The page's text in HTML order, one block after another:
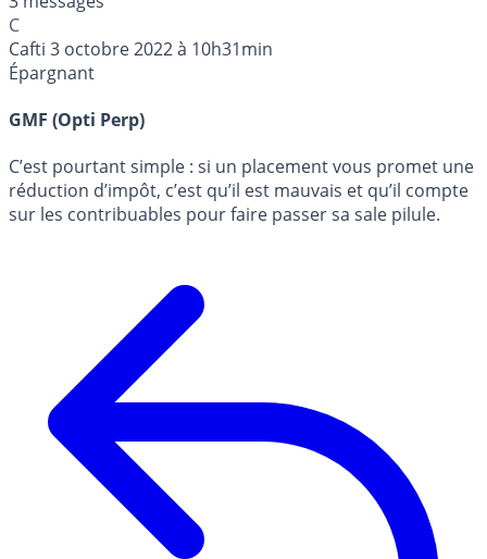
C
Cafti 3 octobre 2022 à 10h31min
Épargnant
GMF (Opti Perp)
C’est pourtant simple : si un placement vous promet une
réduction d’impôt, c’est qu’il est mauvais et qu’il compte
sur les contribuables pour faire passer sa sale pilule.